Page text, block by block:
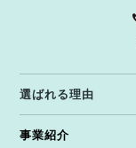
選ばれる理由
事業紹介